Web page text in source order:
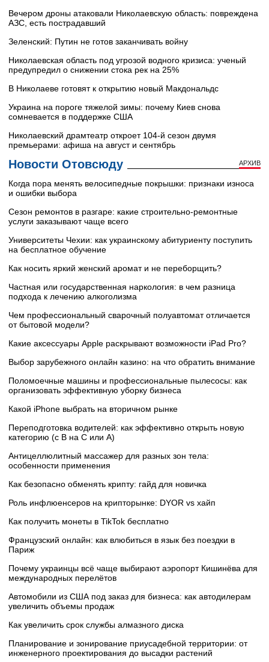
Вечером дроны атаковали Николаевскую область: повреждена
АЗС, есть пострадавший
Зеленский: Путин не готов заканчивать войну
Николаевская область под угрозой водного кризиса: ученый
предупредил о снижении стока рек на 25%
В Николаеве готовят к открытию новый Макдональдс
Украина на пороге тяжелой зимы: почему Киев снова
сомневается в поддержке США
Николаевский драмтеатр откроет 104-й сезон двумя
премьерами: афиша на август и сентябрь
Новости Отовсюду АРХИВ
Когда пора менять велосипедные покрышки: признаки износа
и ошибки выбора
Сезон ремонтов в разгаре: какие строительно-ремонтные
услуги заказывают чаще всего
Университеты Чехии: как украинскому абитуриенту поступить
на бесплатное обучение
Как носить яркий женский аромат и не переборщить?
Частная или государственная наркология: в чем разница
подхода к лечению алкоголизма
Чем профессиональный сварочный полуавтомат отличается
от бытовой модели?
Какие аксессуары Apple раскрывают возможности iPad Pro?
Выбор зарубежного онлайн казино: на что обратить внимание
Поломоечные машины и профессиональные пылесосы: как
организовать эффективную уборку бизнеса
Какой iPhone выбрать на вторичном рынке
Переподготовка водителей: как эффективно открыть новую
категорию (с B на C или А)
Антицеллюлитный массажер для разных зон тела:
особенности применения
Как безопасно обменять крипту: гайд для новичка
Роль инфлюенсеров на крипторынке: DYOR vs хайп
Как получить монеты в TikTok бесплатно
Французский онлайн: как влюбиться в язык без поездки в
Париж
Почему украинцы всё чаще выбирают аэропорт Кишинёва для
международных перелётов
Автомобили из США под заказ для бизнеса: как автодилерам
увеличить объемы продаж
Как увеличить срок службы алмазного диска
Планирование и зонирование приусадебной территории: от
инженерного проектирования до высадки растений